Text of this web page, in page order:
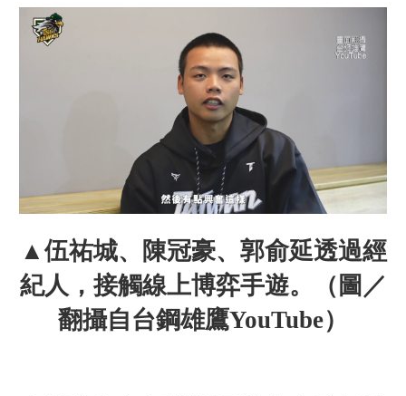
▲ 伍祐城、陳冠豪、 郭俞延透過經
紀人，接觸線上博弈手遊。
（圖／
翻攝自台鋼雄鷹YouTube）